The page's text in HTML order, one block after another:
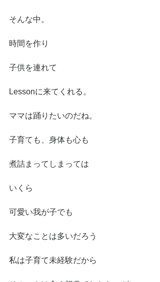
そんな中。
時間を作り
子供を連れて
Lessonに来てくれる。
ママは踊りたいのだね。
子育ても、身体も心も
煮詰まってしまっては
いくら
可愛い我が子でも
大変なことは多いだろう
私は子育て未経験だから